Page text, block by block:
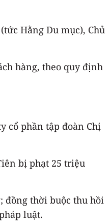
Hằng Du mục), Chủ
hàng, theo quy định
cổ phần tập đoàn Chị
bị phạt 25 triệu
đồng thời buộc thu hồi
luật.